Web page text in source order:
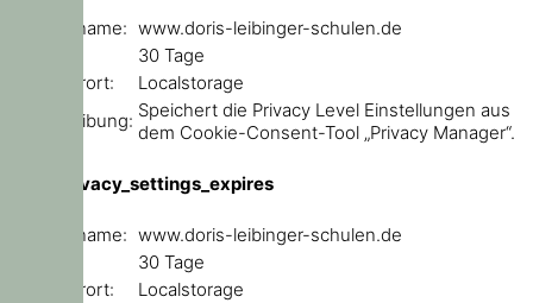
Domainname: www.doris-leibinger-schulen.de
30 Tage
Speicherort:
Localstorage
Beschreibung: Speichert die Privacy Level Einstellungen aus
dem Cookie-Consent-Tool „Privacy Manager“.
user_privacy_settings_expires
Domainname: www.doris-leibinger-schulen.de
30 Tage
Speicherort:
Localstorage